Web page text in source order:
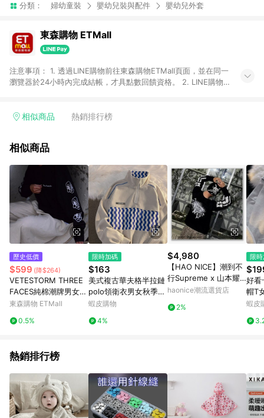
分類： 婦幼童裝 嬰幼兒裝與配件 嬰幼兒外套
東森購物 ETMall
注意事項： 1. 透過LINE購物前往東森購物ETMall頁面，並在同一
瀏覽器於24小時內完成結帳，才具點數回饋資格。 2. LINE購物
單，皆不在點數回饋範圍內。 3. 如購買以下類別商品，將無法獲
球嚴選、商城、專案商品、「草莓網」全館商品。 4. 如取消訂
回饋。 5. 點數回饋會扣除所有折扣優惠後之最終發票金額計算，
實際回饋請依LINE購物通知為主。 6. 訂單如有使用東森購物
ETMall站內之折扣優惠(包含但不限於東森幣、樂透金、東森現金
券等)，不具點數回饋資格。詳細請依東森購物ETMall之結帳頁面
顯示為準。 7. LINE購物設有「單一商品最高回饋點數」機制(特
殊活動時開放「回饋無上限」)，以同一訂單中同一商品不論件數
計算，並依訂單成立時間當下LINE購物所設定的回饋機制為準。
8. LINE購物為購物資訊整合性平台，商品資料更新會有時間差，
如顯示之商品規格、顏色、價位、贈品與東森購物ETMall銷售網
頁不符，以銷售網頁標示為準。 9. 若有贈點爭議，請務必於訂單
日期+180天以內至LINE購物客服洽詢；若超過180天(含)以上進
行申訴，恕無法贈點回饋。 10. 部分點數紅包僅限指定商品使
用，或不適用於無回饋商品。各點數紅包之適用商品與使用條件
請依點數紅包頁面規則為準。
相似商品 熱銷排行榜
相似商品
歷史低價
$599 (降$264)
VETESTORM THREE
FACES純棉潮牌男女情
侶滑板長袖T恤
東森購物 ETMall
0.5%
限時加碼
$163
美式複古華夫格半拉鏈
polo領衛衣男女秋季寬
鬆衛衣潮百搭外套秋冬
蝦皮購物
4%
$4,980
【HAO NICE】潮到不
行Supreme x 山本耀
司 Y’s 聯名經典狂野 解
haonice潮流選貨店
2%
限
好看卡
帽T女 秋冬季节
T 加厚加絨保暖大學T
XH
蝦皮
熱銷排行榜